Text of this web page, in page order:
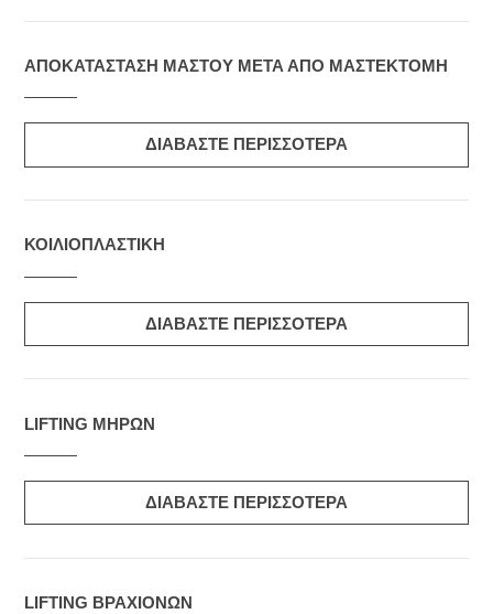
ΑΠΟΚΑΤΑΣΤΑΣΗ ΜΑΣΤΟΥ ΜΕΤΑ ΑΠΟ ΜΑΣΤΕΚΤΟΜΗ
ΔΙΑΒΑΣΤΕ ΠΕΡΙΣΣΟΤΕΡΑ
ΚΟΙΛΙΟΠΛΑΣΤΙΚΗ
ΔΙΑΒΑΣΤΕ ΠΕΡΙΣΣΟΤΕΡΑ
LIFTING ΜΗΡΩΝ
ΔΙΑΒΑΣΤΕ ΠΕΡΙΣΣΟΤΕΡΑ
LIFTING ΒΡΑΧΙΟΝΩΝ